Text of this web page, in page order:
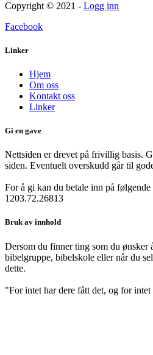
Copyright © 2021 - Logg inn
Facebook
Linker
Hjem
Om oss
Kontakt oss
Linker
Gi en gave
Nettsiden er drevet på frivillig basis.
siden. Eventuelt overskudd går til
For å gi kan du betale inn på
1203.72.26813
Bruk av innhold
Dersom du finner ting som du ønsker
bibelgruppe, bibelskole eller når du
dette.
"For intet har dere fått det, og for intet